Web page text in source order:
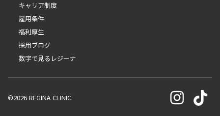
キャリア制度
雇用条件
福利厚生
採用ブログ
数字で見るレジーナ
©2026 REGINA CLINIC.